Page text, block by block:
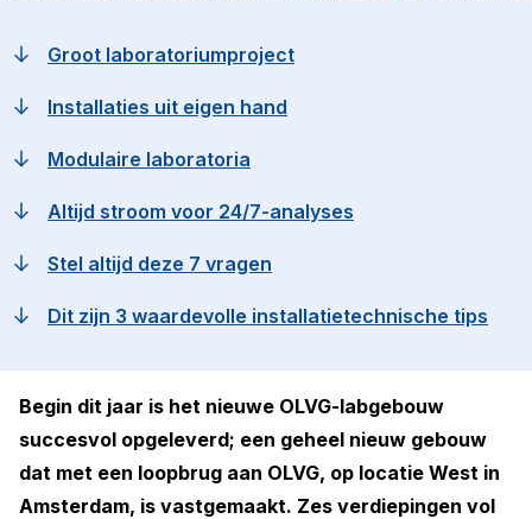
Groot laboratoriumproject
Installaties uit eigen hand
Modulaire laboratoria
Altijd stroom voor 24/7-analyses
Stel altijd deze 7 vragen
Dit zijn 3 waardevolle installatietechnische tips
Begin dit jaar is het nieuwe OLVG-labgebouw
succesvol opgeleverd; een geheel nieuw gebouw
dat met een loopbrug aan OLVG, op locatie West in
Amsterdam, is vastgemaakt. Zes verdiepingen vol